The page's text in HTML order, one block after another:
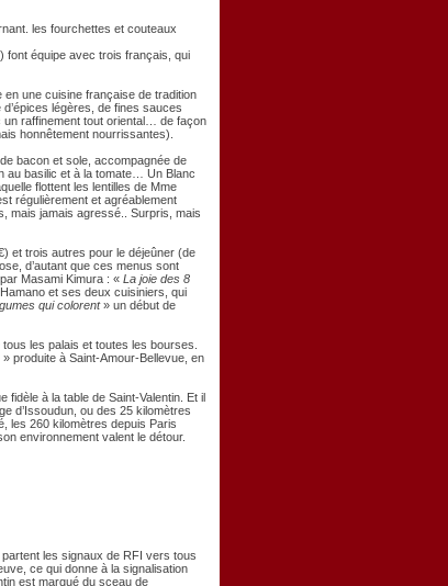
les fourchettes et couteaux
équipe avec trois français, qui
une cuisine française de tradition
légères, de fines sauces
un raffinement tout oriental… de façon
honnêtement nourrissantes).
bacon et sole, accompagnée de
au basilic et à la tomate… Un Blanc
flottent les lentilles de Mme
régulièrement et agréablement
mais jamais agressé.. Surpris, mais
et trois autres pour le déjeûner (de
d’autant que ces menus sont
Masami Kimura : « La joie des 8
et ses deux cuisiniers, qui
qui colorent» un début de
les palais et toutes les bourses.
produite à Saint-Amour-Bellevue, en
fidèle à la table de Saint-Valentin. Et il
d’Issoudun, ou des 25 kilomètres
les 260 kilomètres depuis Paris
environnement valent le détour.
les signaux de RFI vers tous
ce qui donne à la signalisation
est marqué du sceau de